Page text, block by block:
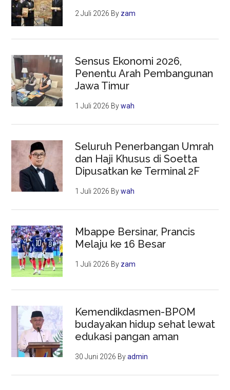
2 Juli 2026 By zam
Sensus Ekonomi 2026,
Penentu Arah Pembangunan
Jawa Timur
1 Juli 2026 Bywah
Seluruh Penerbangan Umrah
dan Haji Khusus di Soetta
Dipusatkan ke Terminal 2F
1 Juli 2026 Bywah
Mbappe Bersinar, Prancis
Melaju ke 16 Besar
1 Juli 2026 By zam
Kemendikdasmen-BPOM
budayakan hidup sehat lewat
edukasi pangan aman
30 Juni 2026 Byadmin